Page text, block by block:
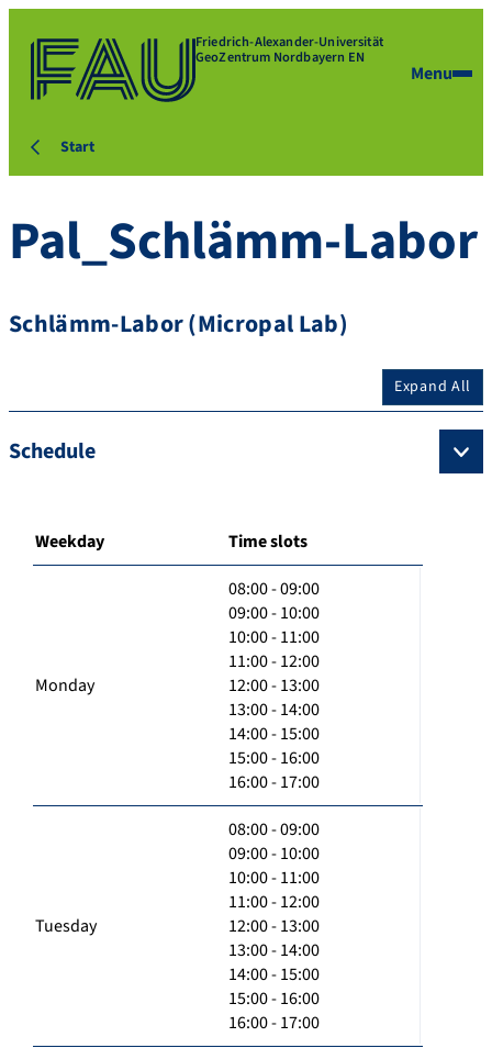
Friedrich-Alexander-Universität
GeoZentrum Nordbayern EN
Menu
Start
Pal_Schlämm-Labor
Schlämm-Labor (Micropal Lab)
Expand All
Schedule
Weekday Time slots
Monday
08:00 - 09:00
09:00 - 10:00
10:00 - 11:00
11:00 - 12:00
12:00 - 13:00
13:00 - 14:00
14:00 - 15:00
15:00 - 16:00
16:00 - 17:00
Tuesday
08:00 - 09:00
09:00 - 10:00
10:00 - 11:00
11:00 - 12:00
12:00 - 13:00
13:00 - 14:00
14:00 - 15:00
15:00 - 16:00
16:00 - 17:00